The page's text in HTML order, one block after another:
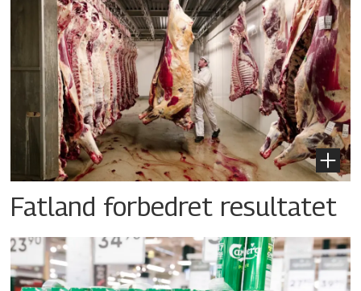
Fatland forbedret resultatet